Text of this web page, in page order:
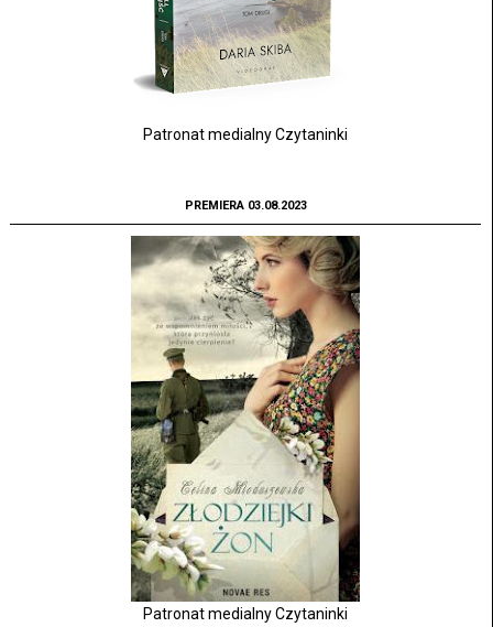
Patronat medialny Czytaninki
PREMIERA 03.08.2023
Patronat medialny Czytaninki